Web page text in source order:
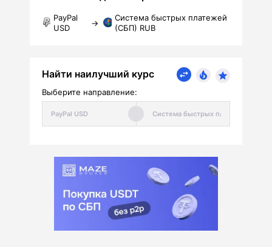
PayPal
USD
→
Система быстрых платежей
(СБП) RUB
Найти наилучший курс
Выберите направление: